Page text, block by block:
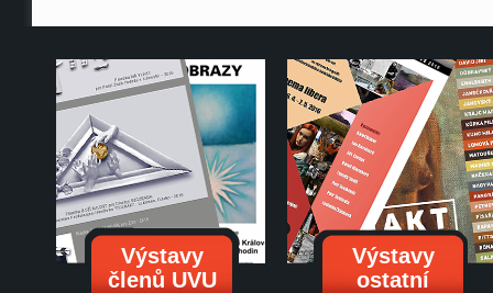
Výstavy
členů UVU
Výstavy
ostatní